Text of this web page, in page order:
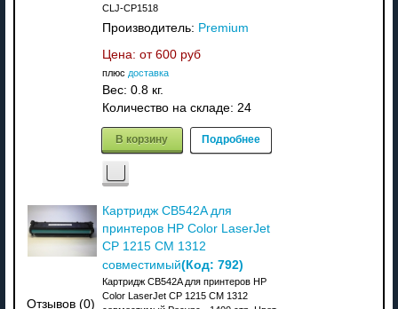
CLJ-CP1518
Производитель: Premium
Цена: от 600 руб
плюс доставка
Вес: 0.8 кг.
Количество на складе: 24
В корзину Подробнее
Отзывов (0)
Картридж CB542A для
принтеров HP Color LaserJet
CP 1215 CM 1312
совместимый(Код: 792)
Картридж CB542A для принтеров HP
Color LaserJet CP 1215 CM 1312